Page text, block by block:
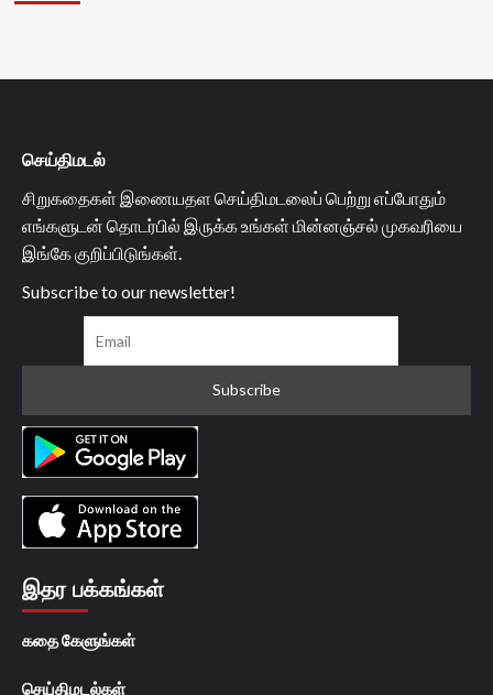
செய்திமடல்
சிறுகதைகள் இணையதள செய்திமடலைப் பெற்று எப்போதும்
எங்களுடன் தொடர்பில் இருக்க உங்கள் மின்னஞ்சல் முகவரியை
இங்கே குறிப்பிடுங்கள்.
Subscribe to our newsletter!
இதர பக்கங்கள்
கதை கேளுங்கள்
செய்திமடல்கள்